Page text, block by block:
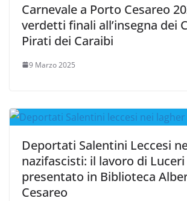
Carnevale a Porto Cesareo
verdetti finali all’insegna dei
Pirati dei Caraibi
9 Marzo 2025
Deportati Salentini Leccesi
nazifascisti: il lavoro di Luceri
presentato in Biblioteca
Cesareo